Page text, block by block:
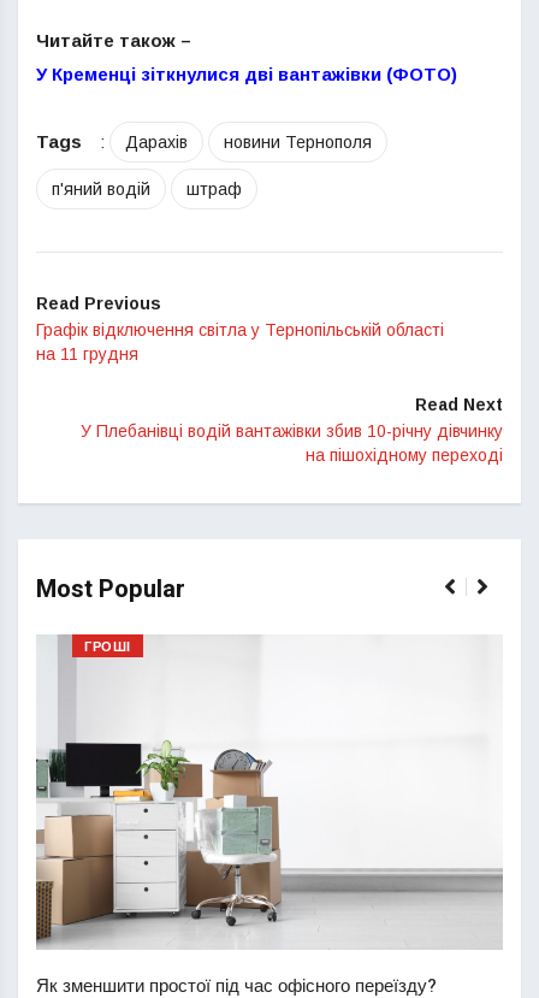
Читайте також –
У Кременці зіткнулися дві вантажівки (ФОТО)
Tags : Дарахів новини Тернополя
п'яний водій штраф
Read Previous
Графік відключення світла у Тернопільській області
на 11 грудня
Read Next
У Плебанівці водій вантажівки збив 10-річну дівчинку
на пішохідному переході
Most Popular
ГРОШІ
Як зменшити простої під час офісного переїзду?